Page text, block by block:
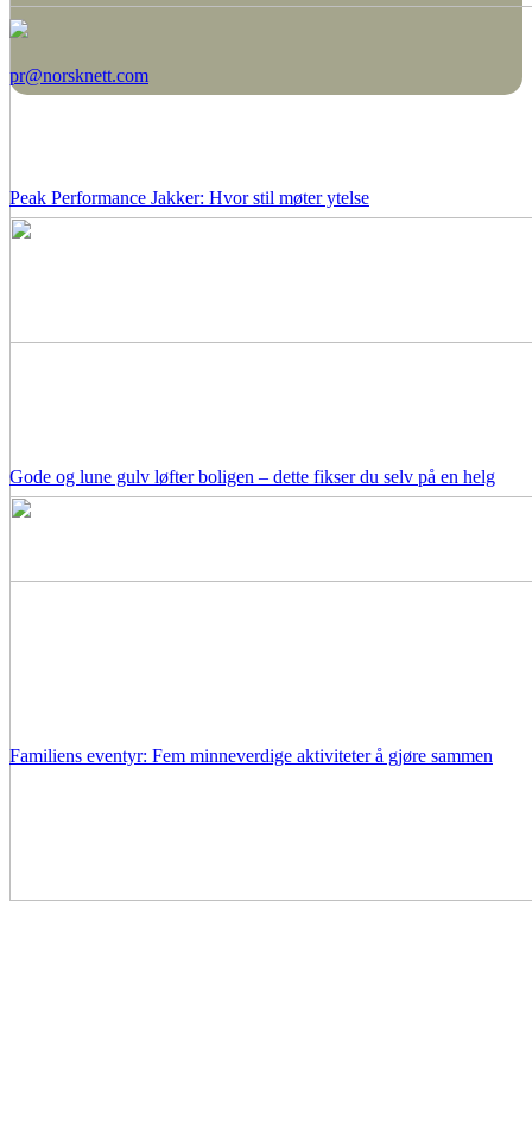
Peak Performance Jakker: Hvor stil møter ytelse
Gode og lune gulv løfter boligen – dette fikser du selv på en helg
Familiens eventyr: Fem minneverdige aktiviteter å gjøre sammen
pr@norsknett.com